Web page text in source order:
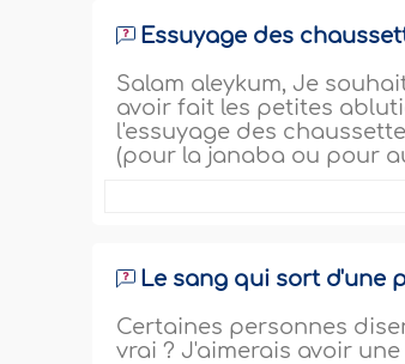
Essuyage des
Salam aleykum, Je
avoir fait les petites
l'essuyage des
(pour la janaba ou pour
Le sang qui sort d'une
Certaines personnes
vrai ? J'aimerais avoir